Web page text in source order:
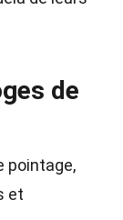
de
pointage,
et